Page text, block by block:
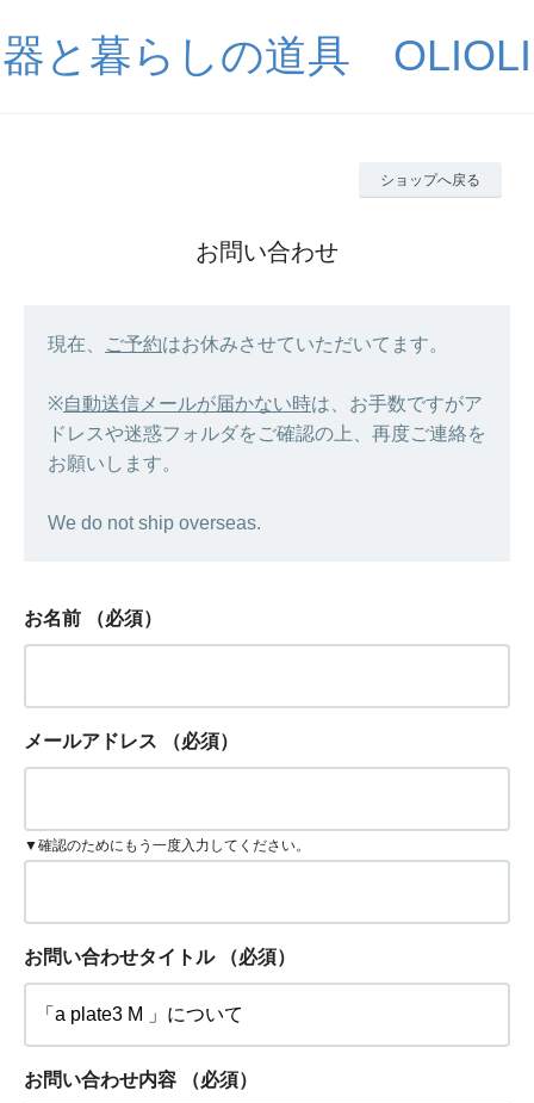
器と暮らしの道具 OLIOLI
ショップへ戻る
お問い合わせ
現在、 ご予約はお休みさせていただいてます。
※自動送信メールが届かない時は、お手数ですがア
ドレスや迷惑フォルダをご確認の上、再度ご連絡を
お願いします。
We do not ship overseas.
お名前 （必須）
メールアドレス （必須）
▼確認のためにもう一度入力してください。
お問い合わせタイトル （必須）
お問い合わせ内容 （必須）